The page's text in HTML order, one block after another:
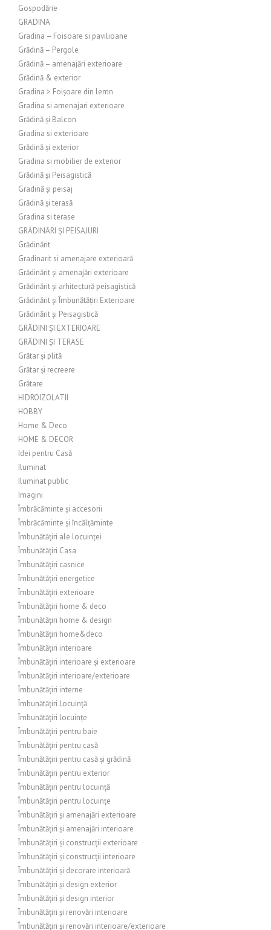
Gospodărie
GRADINA
Gradina – Foisoare si pavilioane
Grădină – Pergole
Grădină – amenajări exterioare
Grădină & exterior
Gradina > Foișoare din lemn
Gradina si amenajari exterioare
Grădină și Balcon
Gradina si exterioare
Grădină și exterior
Gradina si mobilier de exterior
Grădină și Peisagistică
Gradină și peisaj
Grădină și terasă
Gradina si terase
GRĂDINĂRI ȘI PEISAJURI
Grădinărit
Gradinarit si amenajare exterioară
Grădinărit și amenajări exterioare
Grădinărit și arhitectură peisagistică
Grădinărit și Îmbunătățiri Exterioare
Grădinărit și Peisagistică
GRĂDINI ȘI EXTERIOARE
GRĂDINI ȘI TERASE
Grătar și plită
Grătar și recreere
Grătare
HIDROIZOLATII
HOBBY
Home & Deco
HOME & DECOR
Idei pentru Casă
Iluminat
Iluminat public
Imagini
Îmbrăcăminte și accesorii
Îmbrăcăminte și încălțăminte
Îmbunătățiri ale locuinței
Îmbunătățiri Casa
Îmbunătățiri casnice
Îmbunătățiri energetice
Îmbunătățiri exterioare
Îmbunătățiri home & deco
Îmbunătățiri home & design
Îmbunătățiri home&deco
Îmbunătățiri interioare
Îmbunătățiri interioare și exterioare
Îmbunătățiri interioare/exterioare
Îmbunătățiri interne
Îmbunătățiri Locuință
Îmbunătățiri locuințe
Îmbunătățiri pentru baie
Îmbunătățiri pentru casă
Îmbunătățiri pentru casă și grădină
Îmbunătățiri pentru exterior
Îmbunătățiri pentru locuință
Îmbunătățiri pentru locuințe
Îmbunătățiri și amenajări exterioare
Îmbunătățiri și amenajări interioare
Îmbunătățiri și construcții exterioare
Îmbunătățiri și construcții interioare
Îmbunătățiri și decorare interioară
Îmbunătățiri și design exterior
Îmbunătățiri și design interior
Îmbunătățiri și renovări interioare
Îmbunătățiri și renovări interioare/exterioare